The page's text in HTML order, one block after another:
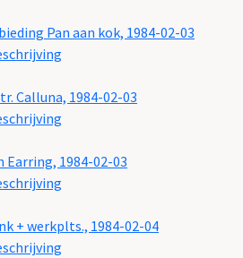
Pan aan kok, 1984-02-03
Calluna, 1984-02-03
Earring, 1984-02-03
+ werkplts., 1984-02-04